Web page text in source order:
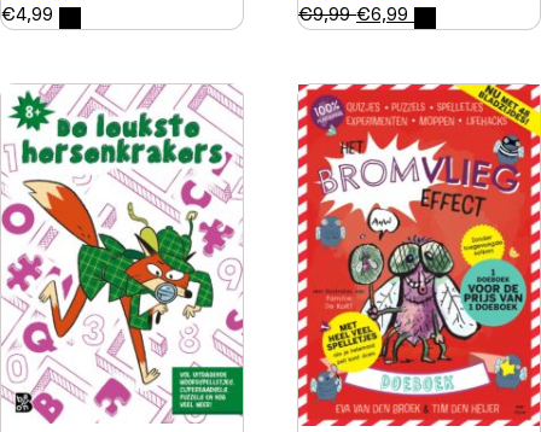
€4,99
€9,99 €6,99